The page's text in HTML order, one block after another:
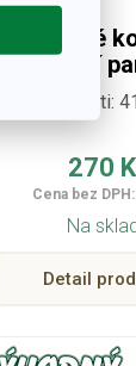
Pánské
domácí
Velikosti:
270
Cena bez
Na
Detail